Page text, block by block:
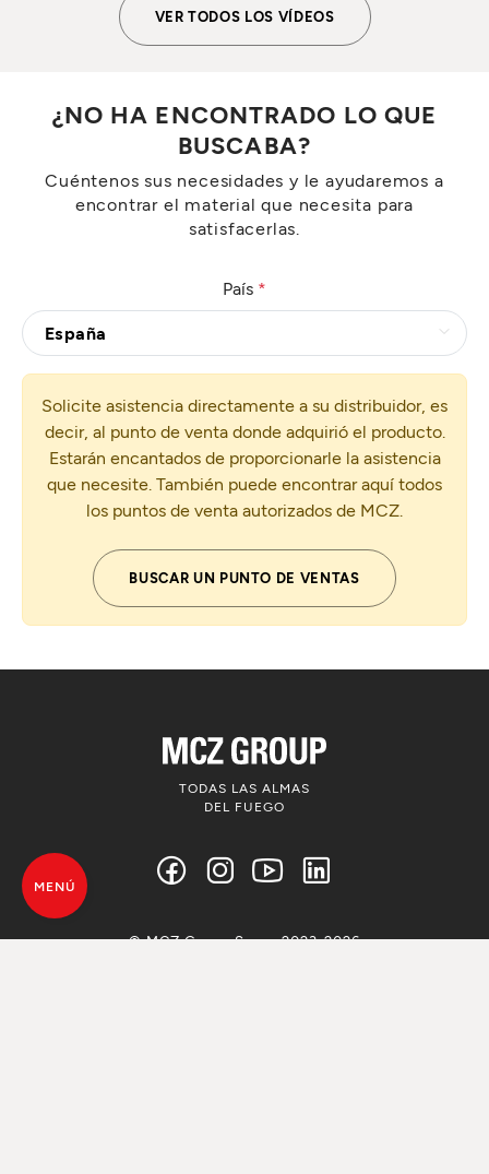
VER TODOS LOS VÍDEOS
¿NO HA ENCONTRADO LO QUE
BUSCABA?
Cuéntenos sus necesidades y le ayudaremos a
encontrar el material que necesita para
satisfacerlas.
País *
Solicite asistencia directamente a su distribuidor, es
decir, al punto de venta donde adquirió el producto.
Estarán encantados de proporcionarle la asistencia
que necesite. También puede encontrar aquí todos
los puntos de venta autorizados de MCZ.
BUSCAR UN PUNTO DE VENTAS
TODAS LAS ALMAS
DEL FUEGO
© MCZ Group S.p.a. 2023-2026
MENÚ